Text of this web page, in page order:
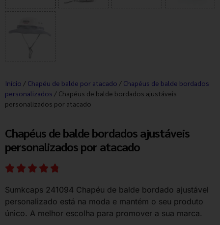
Início / Chapéu de balde por atacado / Chapéus de balde bordados
personalizados / Chapéus de balde bordados ajustáveis
personalizados por atacado
Chapéus de balde bordados ajustáveis
personalizados por atacado
Sumkcaps 241094 Chapéu de balde bordado ajustável
personalizado está na moda e mantém o seu produto
único. A melhor escolha para promover a sua marca.